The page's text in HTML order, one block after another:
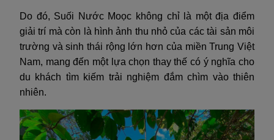
Do đó, Suối Nước Moọc không chỉ là một địa điểm
giải trí mà còn là hình ảnh thu nhỏ của các tài sản môi
trường và sinh thái rộng lớn hơn của miền Trung Việt
Nam, mang đến một lựa chọn thay thế có ý nghĩa cho
du khách tìm kiếm trải nghiệm đắm chìm vào thiên
nhiên.